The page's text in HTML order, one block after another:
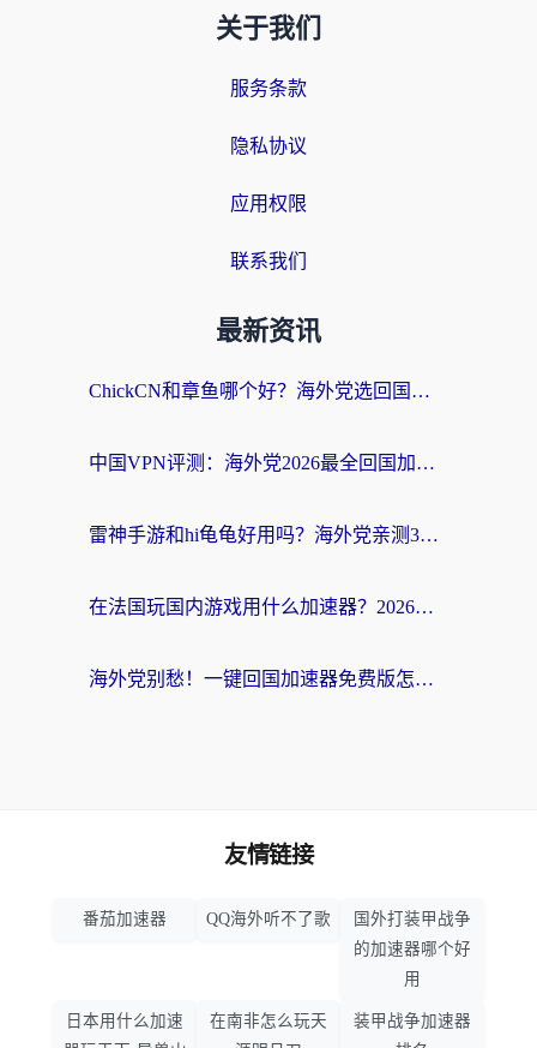
关于我们
服务条款
隐私协议
应用权限
联系我们
最新资讯
ChickCN和章鱼哪个好？海外党选回国加速器的3个关键维度 + 实用避坑指南
中国VPN评测：海外党2026最全回国加速器选择指南，告别地区限制不踩坑
雷神手游和hi龟龟好用吗？海外党亲测3款回国加速器，教你选对国外到国内加速器
在法国玩国内游戏用什么加速器？2026实测解决延迟卡顿的实用指南
海外党别愁！一键回国加速器免费版怎么选？从踩坑到流畅访问的全攻略
友情链接
番茄加速器 QQ海外听不了歌
国外打装甲战争
的加速器哪个好
用
日本用什么加速
在南非怎么玩天
装甲战争加速器